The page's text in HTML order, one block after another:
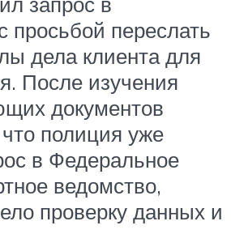
просьбой переслать
дела клиента для
После изучения
документов
полиция уже
в Федеральное
ведомство,
проверку данных и